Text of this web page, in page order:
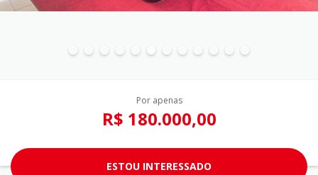
Por apenas
R$ 180.000,00
ESTOU INTERESSADO